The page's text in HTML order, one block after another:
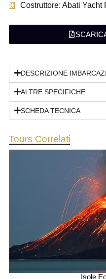
Costruttore: Abati Yacht
DESCRIZIONE
ALTRE SPECIFICHE
SCHEDA TECNICA
Tours Correlati
Isole